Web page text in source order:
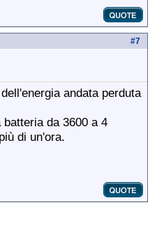
#7
andata perduta
da 3600 a 4
di un'ora.